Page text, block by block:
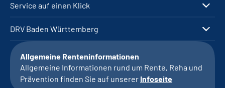
Service auf einen Klick
DRV Baden Württemberg
Allgemeine Renteninformationen
Allgemeine Informationen rund um Rente, Reha und
Prävention finden Sie auf unserer Infoseite